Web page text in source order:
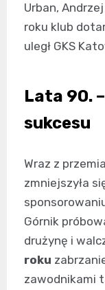
Urban,
roku klub
uległ GKS
Lata 90.
sukcesu
Wraz z
zmniejszyła
Górnik
drużynę i
roku
zawodnikami